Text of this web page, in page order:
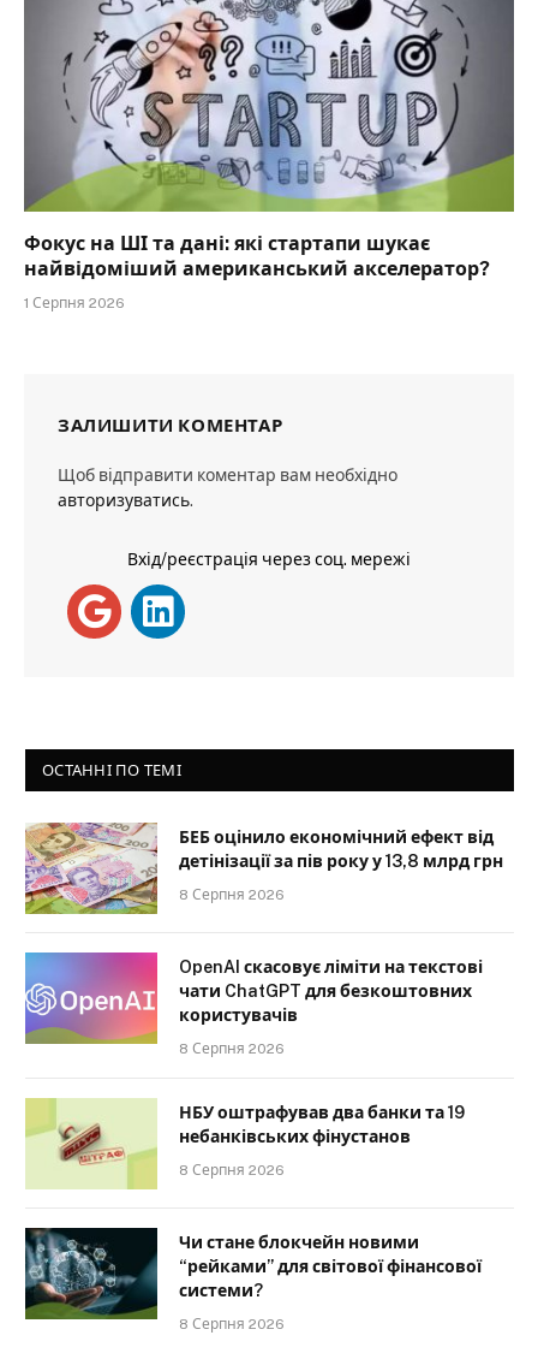
Фокус на ШІ та дані: які стартапи шукає
найвідоміший американський акселератор?
1 Серпня 2026
ЗАЛИШИТИ КОМЕНТАР
Щоб відправити коментар вам необхідно
авторизуватись.
Вхід/реєстрація через соц. мережі
ОСТАННІ ПО ТЕМІ
БЕБ оцінило економічний ефект від
детінізації за пів року у 13,8 млрд грн
8 Серпня 2026
OpenAI скасовує ліміти на текстові
чати ChatGPT для безкоштовних
користувачів
8 Серпня 2026
НБУ оштрафував два банки та 19
небанківських фінустанов
8 Серпня 2026
Чи стане блокчейн новими
“рейками” для світової фінансової
системи?
8 Серпня 2026